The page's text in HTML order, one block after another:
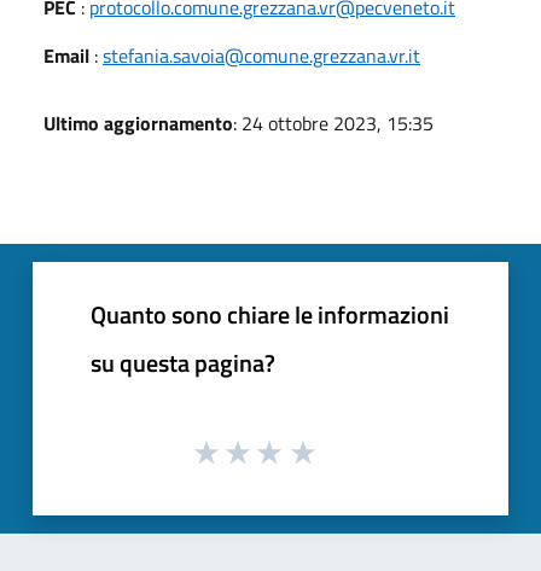
PEC : protocollo.comune.grezzana.vr@pecveneto.it
Email :stefania.savoia@comune.grezzana.vr.it
Ultimo aggiornamento: 24 ottobre 2023, 15:35
Quanto sono chiare le informazioni
su questa pagina?